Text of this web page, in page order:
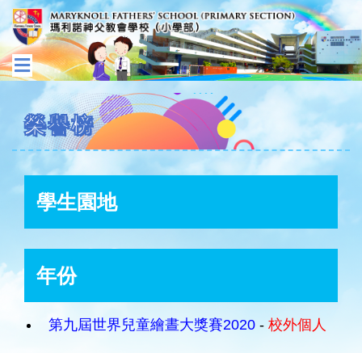
榮譽榜
學生園地
年份
第九屆世界兒童繪晝大獎賽2020 - 校外個人